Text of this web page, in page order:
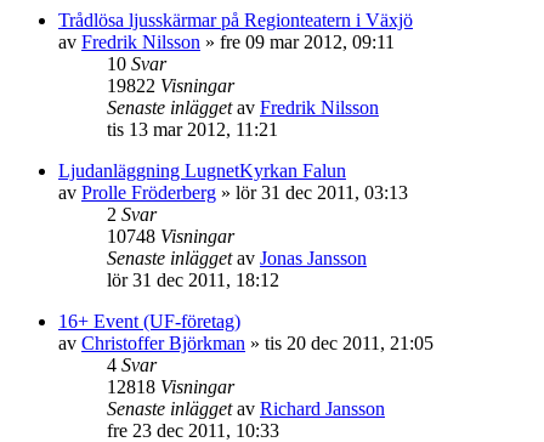
Trådlösa ljusskärmar på Regionteatern i Växjö
av Fredrik Nilsson » fre 09 mar 2012, 09:11
10 Svar
19822 Visningar
Senaste inläggetav Fredrik Nilsson
tis 13 mar 2012, 11:21
Ljudanläggning LugnetKyrkan Falun
av Prolle Fröderberg » lör 31 dec 2011, 03:13
2 Svar
10748 Visningar
Senaste inläggetav Jonas Jansson
lör 31 dec 2011, 18:12
16+ Event (UF-företag)
av Christoffer Björkman » tis 20 dec 2011, 21:05
4 Svar
12818 Visningar
Senaste inläggetav Richard Jansson
fre 23 dec 2011, 10:33